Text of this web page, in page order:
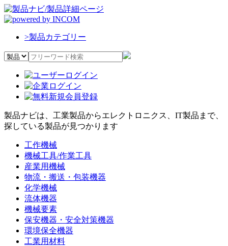
>製品カテゴリー
製品ナビは、工業製品からエレクトロニクス、IT製品まで、
探している製品が見つかります
工作機械
機械工具/作業工具
産業用機械
物流・搬送・包装機器
化学機械
流体機器
機械要素
保安機器・安全対策機器
環境保全機器
工業用材料